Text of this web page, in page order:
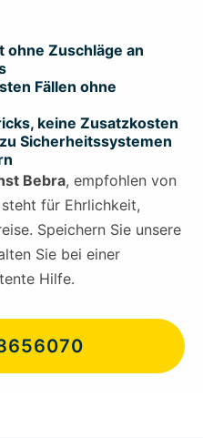
Zuschläge an
Fällen ohne
keine Zusatzkosten
Sicherheitssystemen
Bebra, empfohlen von
für Ehrlichkeit,
Speichern Sie unsere
Sie bei einer
Hilfe.